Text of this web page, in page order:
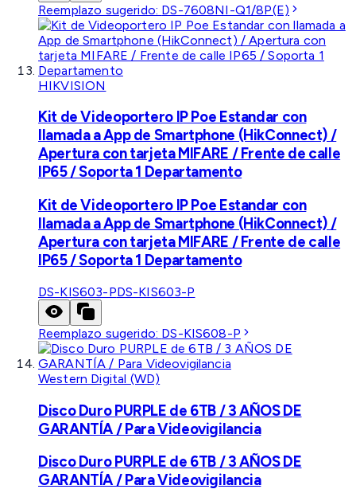
Reemplazo sugerido: DS-7608NI-Q1/8P(E)
HIKVISION
Kit de Videoportero IP Poe Estandar con
llamada a App de Smartphone (HikConnect) /
Apertura con tarjeta MIFARE / Frente de calle
IP65 / Soporta 1 Departamento
Kit de Videoportero IP Poe Estandar con
llamada a App de Smartphone (HikConnect) /
Apertura con tarjeta MIFARE / Frente de calle
IP65 / Soporta 1 Departamento
DS-KIS603-PDS-KIS603-P
Reemplazo sugerido: DS-KIS608-P
Western Digital (WD)
Disco Duro PURPLE de 6TB / 3 AÑOS DE
GARANTÍA / Para Videovigilancia
Disco Duro PURPLE de 6TB / 3 AÑOS DE
GARANTÍA / Para Videovigilancia